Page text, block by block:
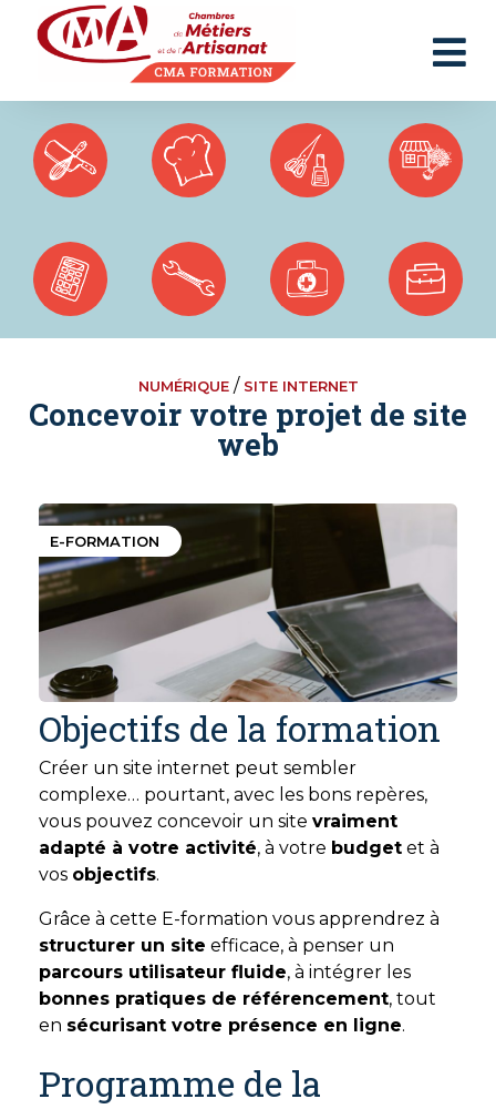
NUMÉRIQUE/ SITE INTERNET
Concevoir votre projet de site
web
E-FORMATION
Objectifs de la formation
Créer un site internet peut sembler
complexe… pourtant, avec les bons repères,
vous pouvez concevoir un site vraiment
adapté à votre activité, à votre budget et à
vos objectifs.
Grâce à cette E-formation vous apprendrez à
structurer un site efficace, à penser un
parcours utilisateur fluide, à intégrer les
bonnes pratiques de référencement, tout
en sécurisant votre présence en ligne.
Programme de la
Panneau de gestion des cookies